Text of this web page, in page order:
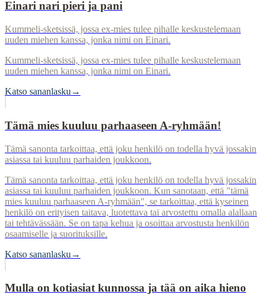
Einari nari pieri ja pani
Kummeli-sketsissä, jossa ex-mies tulee pihalle keskustelemaan
uuden miehen kanssa, jonka nimi on Einari.
Kummeli-sketsissä, jossa ex-mies tulee pihalle keskustelemaan
uuden miehen kanssa, jonka nimi on Einari.
Katso sananlasku →
Tämä mies kuuluu parhaaseen A-ryhmään!
Tämä sanonta tarkoittaa, että joku henkilö on todella hyvä jossakin
asiassa tai kuuluu parhaiden joukkoon.
Tämä sanonta tarkoittaa, että joku henkilö on todella hyvä jossakin
asiassa tai kuuluu parhaiden joukkoon. Kun sanotaan, että "tämä
mies kuuluu parhaaseen A-ryhmään", se tarkoittaa, että kyseinen
henkilö on erityisen taitava, luotettava tai arvostettu omalla alallaan
tai tehtävässään. Se on tapa kehua ja osoittaa arvostusta henkilön
osaamiselle ja suorituksille.
Katso sananlasku →
Mulla on kotiasiat kunnossa ja tää on aika hieno